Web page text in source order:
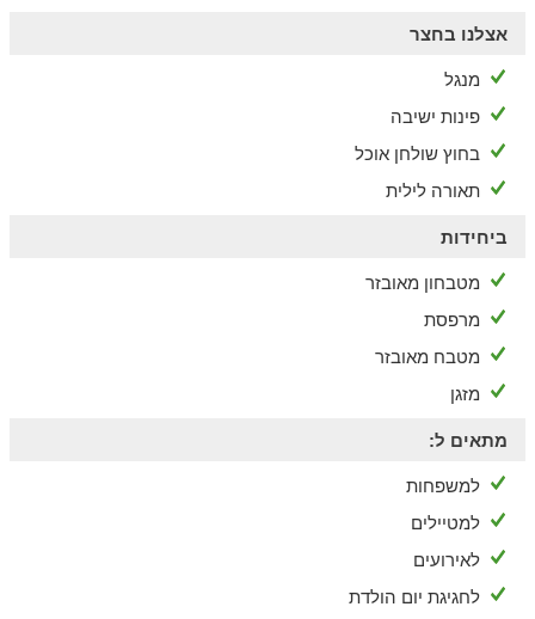
אצלנו בחצר
מנגל
פינות ישיבה
בחוץ שולחן אוכל
תאורה לילית
ביחידות
מטבחון מאובזר
מרפסת
מטבח מאובזר
מזגן
מתאים ל:
למשפחות
למטיילים
לאירועים
לחגיגת יום הולדת